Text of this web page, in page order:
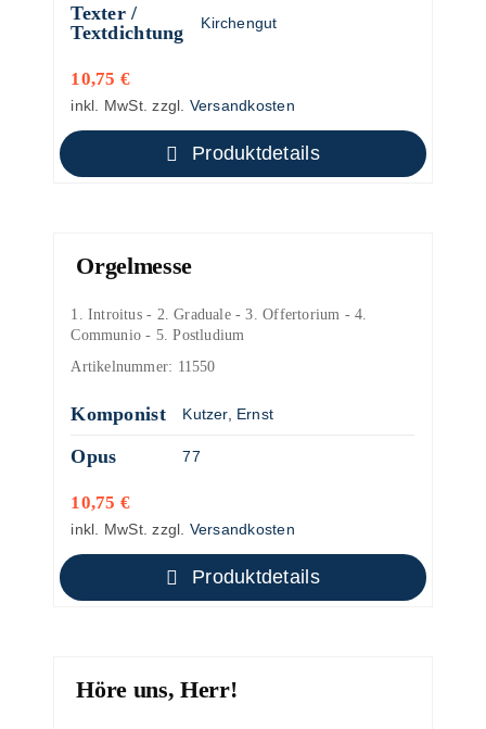
Texter /
Textdichtung
Kirchengut
10,75 €
inkl. MwSt. zzgl. Versandkosten
Produktdetails
Orgelmesse
1. Introitus - 2. Graduale - 3. Offertorium - 4.
Communio - 5. Postludium
Artikelnummer: 11550
Komponist Kutzer, Ernst
Opus 77
10,75 €
inkl. MwSt. zzgl. Versandkosten
Produktdetails
Höre uns, Herr!